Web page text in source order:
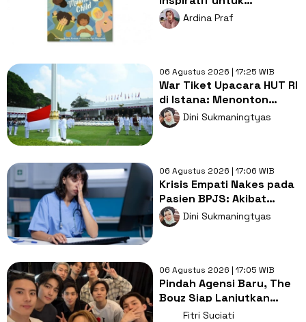
Tumbuhkan Percaya Diri
Anak Muslim
Ardina Praf
06 Agustus 2026 | 17:25 WIB
War Tiket Upacara HUT RI
di Istana: Menonton
Pesta di Tengah Jeritan
Rakyat
Dini Sukmaningtyas
06 Agustus 2026 | 17:06 WIB
Krisis Empati Nakes pada
Pasien BPJS: Akibat
'Burnout' atau
Bobroknya Sistem
Dini Sukmaningtyas
06 Agustus 2026 | 17:05 WIB
Pindah Agensi Baru, The
Boyz Siap Lanjutkan
Aktivitas Grup dengan 9
Fitri Suciati